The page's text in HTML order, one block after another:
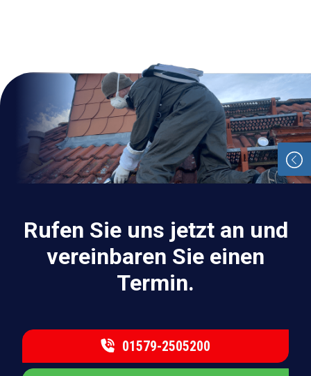
Rufen Sie uns jetzt an und
vereinbaren Sie einen
Termin.
01579-2505200